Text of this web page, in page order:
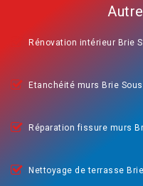
Rénovation intérieur Brie
Etanchéité murs Brie
Réparation fissure murs
Nettoyage de terrasse